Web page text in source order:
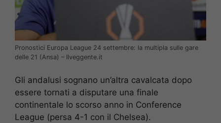
Pronostici Europa League 24 settembre: la multipla sulle gare
delle 21 (Ansa) – Ilveggente.it
Gli andalusi sognano un’altra cavalcata dopo
essere tornati a disputare una finale
continentale lo scorso anno in Conference
League (persa 4-1 con il Chelsea).